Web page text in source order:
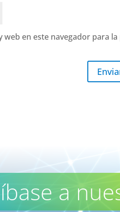
en este navegador para
a